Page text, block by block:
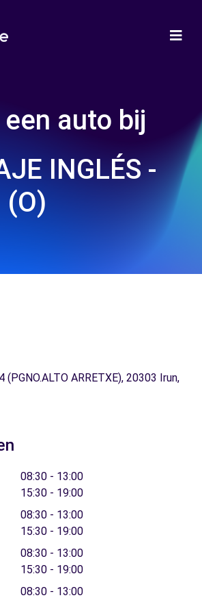
auto bij
INGLÉS -
(O)
(PGNO.ALTO ARRETXE), 20303 Irun,
08:30 - 13:00
15:30 - 19:00
08:30 - 13:00
15:30 - 19:00
08:30 - 13:00
15:30 - 19:00
08:30 - 13:00